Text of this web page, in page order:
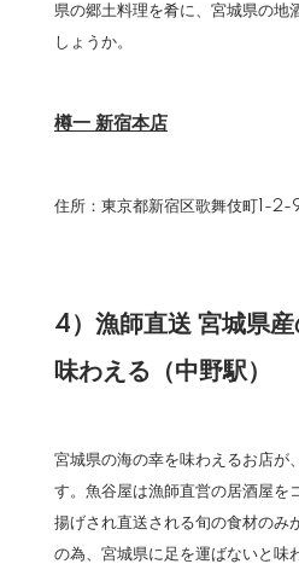
県の郷土料理を肴に、宮城県の地
しょうか。
樽一 新宿本店
住所：東京都新宿区歌舞伎町1-2-9
4）漁師直送 宮城県
味わえる（中野駅）
宮城県の海の幸を味わえるお店が
す。魚谷屋は漁師直営の居酒屋を
揚げされ直送される旬の食材のみ
の為、宮城県に足を運ばないと味